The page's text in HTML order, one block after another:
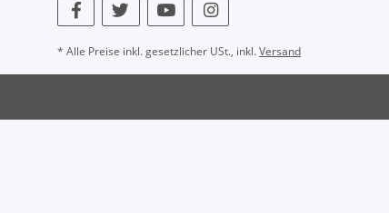
* Alle Preise inkl. gesetzlicher USt., inkl.Versand